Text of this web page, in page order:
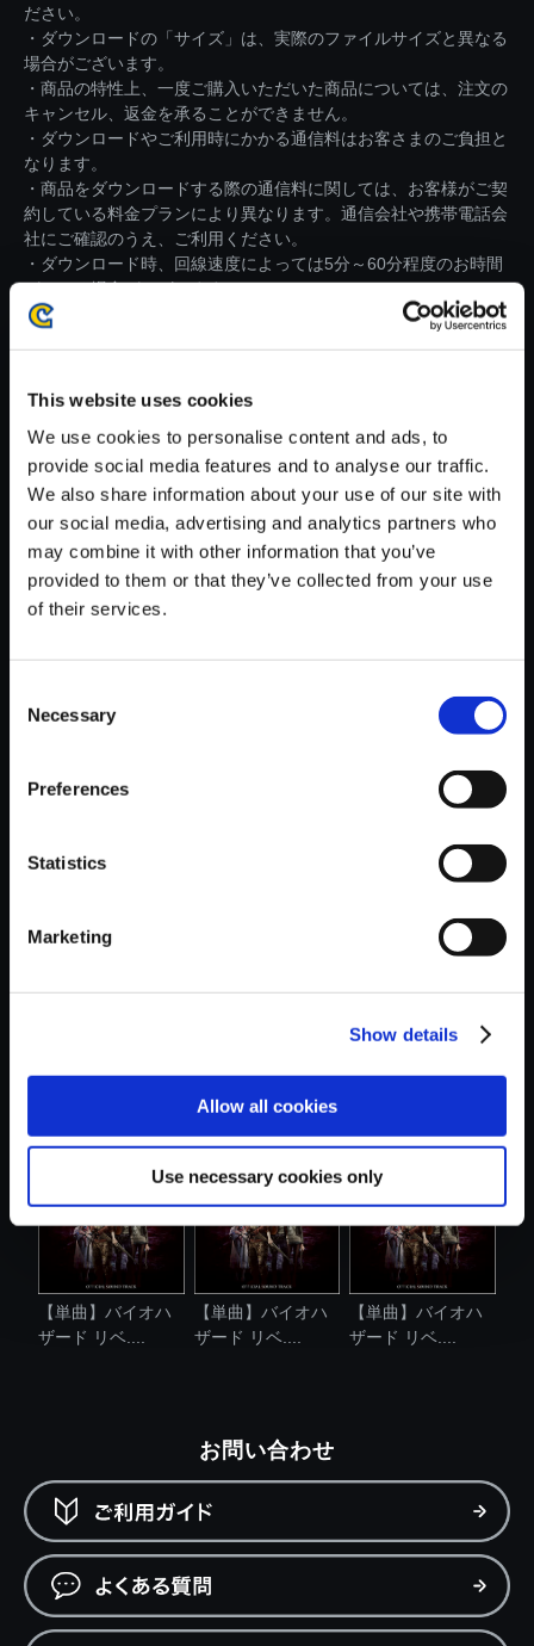
This website uses cookies
We use cookies to personalise content and ads, to
provide social media features and to analyse our traffic.
We also share information about your use of our site with
our social media, advertising and analytics partners who
may combine it with other information that you’ve
provided to them or that they’ve collected from your use
of their services.
Selection
Necessary
Preferences
Statistics
Marketing
Show details
Allow all cookies
Use necessary cookies only
ださい。
・ダウンロードの「サイズ」は、実際のファイルサイズと異なる
場合がございます。
・商品の特性上、一度ご購入いただいた商品については、注文の
キャンセル、返金を承ることができません。
・ダウンロードやご利用時にかかる通信料はお客さまのご負担と
なります。
・商品をダウンロードする際の通信料に関しては、お客様がご契
約している料金プランにより異なります。通信会社や携帯電話会
社にご確認のうえ、ご利用ください。
・ダウンロード時、回線速度によっては5分～60分程度のお時間
がかかる場合がございます。
※ご購入いただいたファイルのダウンロードの際には、通信環境
【単曲】バイオハザード リベレ
ーションズ2 オフィシャル・サ
ウンドトラック Critical Decisio
7ポイント付与
【単曲】バイオハ
【単曲】バイオハ
ザード リベ....
【単曲】バイオハ
【単曲】バイオハ
ザード リベ....
【単曲】バイオハ
ザード リベ....
【単曲】バイオハ
ザード リベ....
お問い合わせ